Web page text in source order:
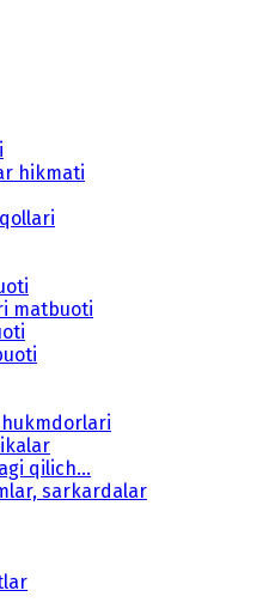
hikmati
matbuoti
hukmdorlari
qilich...
sarkardalar